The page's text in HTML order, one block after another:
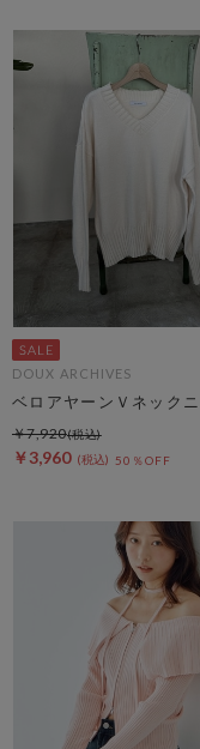
DOUX ARCHIVES
ベロアヤーンＶネックニ
￥3,960 50％OFF
￥7,920